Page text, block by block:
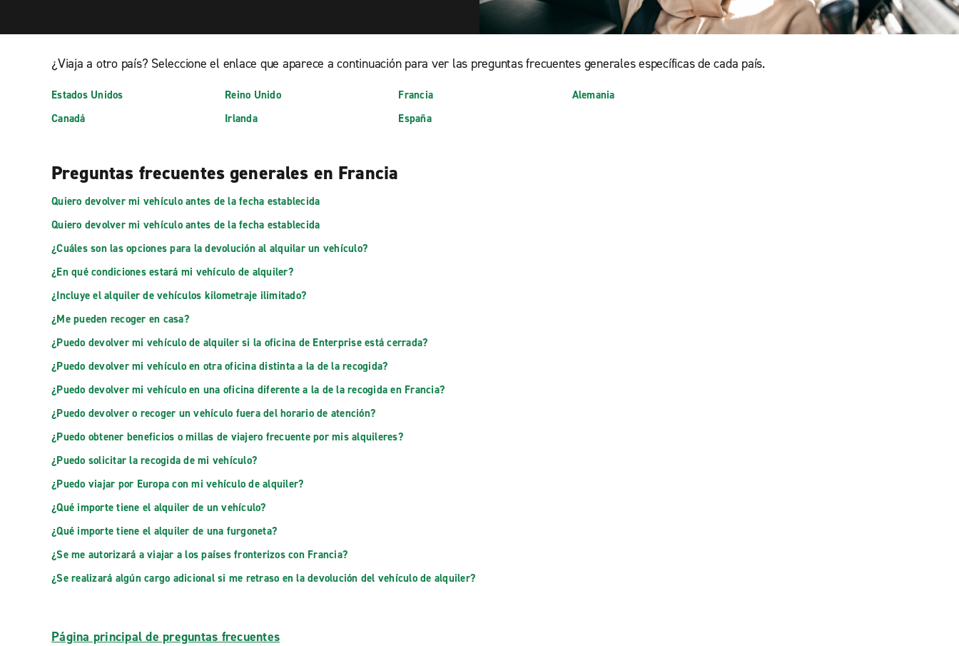
¿Viaja a otro país? Seleccione el enlace que aparece a continuación para ver las preguntas frecuentes generales específicas de cada país.
Estados Unidos
Canadá
Reino Unido
Irlanda
Francia
España
Alemania
Preguntas frecuentes generales en Francia
Quiero devolver mi vehículo antes de la fecha establecida
Quiero devolver mi vehículo antes de la fecha establecida
¿Cuáles son las opciones para la devolución al alquilar un vehículo?
¿En qué condiciones estará mi vehículo de alquiler?
¿Incluye el alquiler de vehículos kilometraje ilimitado?
¿Me pueden recoger en casa?
¿Puedo devolver mi vehículo de alquiler si la oficina de Enterprise está cerrada?
¿Puedo devolver mi vehículo en otra oficina distinta a la de la recogida?
¿Puedo devolver mi vehículo en una oficina diferente a la de la recogida en Francia?
¿Puedo devolver o recoger un vehículo fuera del horario de atención?
¿Puedo obtener beneficios o millas de viajero frecuente por mis alquileres?
¿Puedo solicitar la recogida de mi vehículo?
¿Puedo viajar por Europa con mi vehículo de alquiler?
¿Qué importe tiene el alquiler de un vehículo?
¿Qué importe tiene el alquiler de una furgoneta?
¿Se me autorizará a viajar a los países fronterizos con Francia?
¿Se realizará algún cargo adicional si me retraso en la devolución del vehículo de alquiler?
Página principal de preguntas frecuentes